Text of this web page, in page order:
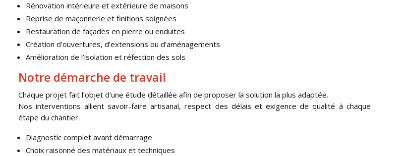
Rénovation intérieure et extérieure de maisons
Reprise de maçonnerie et finitions soignées
Restauration de façades en pierre ou enduites
Création d’ouvertures, d’extensions ou d’aménagements
Amélioration de l’isolation et réfection des sols
Notre démarche de travail
Chaque projet fait l’objet d’une étude détaillée afin de proposer la solution la plus adaptée.
Nos interventions allient savoir-faire artisanal, respect des délais et exigence de qualité à chaque
étape du chantier.
Diagnostic complet avant démarrage
Choix raisonné des matériaux et techniques